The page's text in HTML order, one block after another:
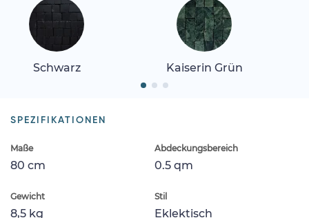
Schwarz Kaiserin Grün
SPEZIFIKATIONEN
Maße
80 cm
Abdeckungsbereich
0.5 qm
Gewicht
8,5 kg
Stil
Eklektisch